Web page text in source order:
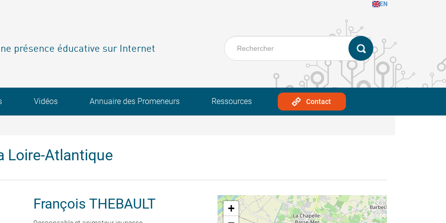
EN
présence éducative sur Internet
Vidéos Annuaire des Promeneurs Ressources Contact
Loire-Atlantique
François THEBAULT
+